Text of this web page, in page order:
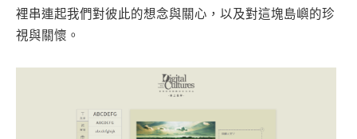
裡串連起我們對彼此的想念與關心，以及對這塊島嶼的珍
視與關懷。